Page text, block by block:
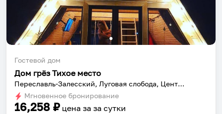
Гостевой дом
Дом грёз Тихое место
Переславль-Залесский, Луговая слобода, Центральная ул., 34
Мгновенное бронирование
16,258 ₽ цена за за сутки